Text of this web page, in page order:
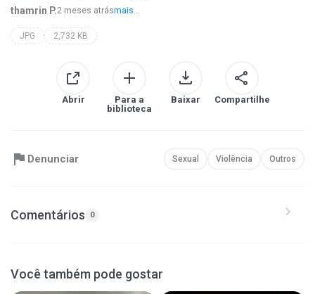
thamrin P.2 meses atrásmais...
JPG 2,732 KB
Abrir
Para a
biblioteca
Baixar Compartilhe
Denunciar Sexual Violência Outros
Comentários 0
Você também pode gostar